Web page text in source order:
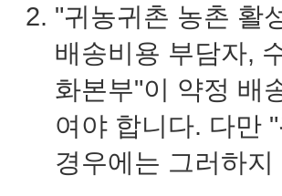
"귀농귀촌 농촌 활
배송비용 부담자,
화본부"이 약정 배
여야 합니다. 다만
경우에는 그러하